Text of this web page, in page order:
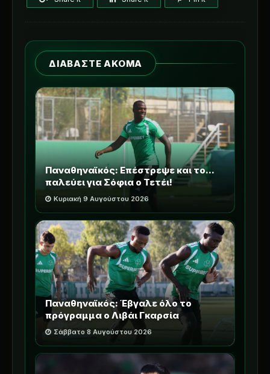
ΔΙΑΒΑΣΤΕ ΑΚΟΜΑ
Παναθηναϊκός: Επέστρεψε και το...
παλεύει για Σόφια ο Τετέι!
Κυριακή 9 Αυγούστου 2026
Παναθηναϊκός: Έβγαλε όλο το
πρόγραμμα ο Λιβάι Γκαρσία
Σάββατο 8 Αυγούστου 2026